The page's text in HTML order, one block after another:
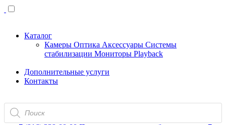
Каталог
Камеры Оптика Аксессуары Системы
стабилизации Мониторы Playback
Дополнительные услуги
Контакты
Поиск
товаров